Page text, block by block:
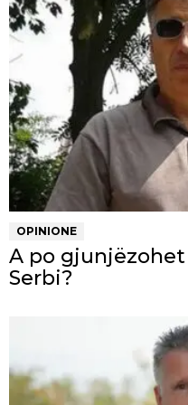
OPINIONE
A po gjunjëzohet
Serbi?